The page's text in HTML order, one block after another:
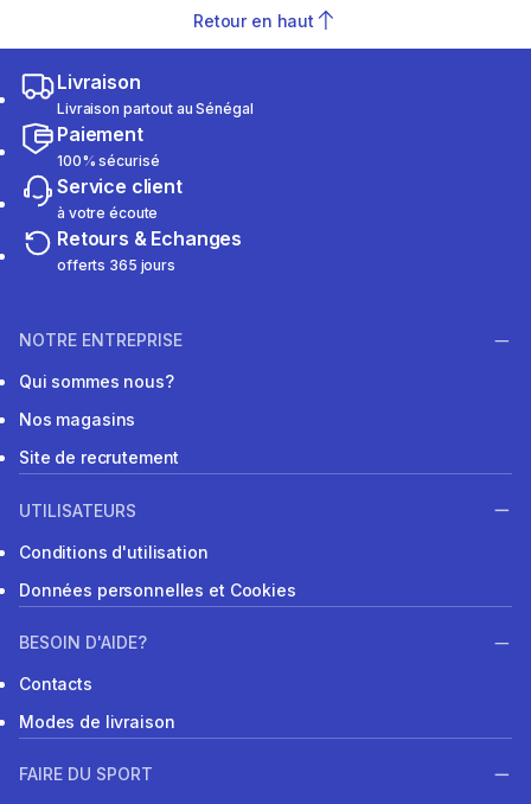
Retour en haut
Livraison
Livraison partout au Sénégal
Paiement
100% sécurisé
Service client
à votre écoute
Retours & Echanges
offerts 365 jours
NOTRE ENTREPRISE
Qui sommes nous?
Nos magasins
Site de recrutement
UTILISATEURS
Conditions d'utilisation
Données personnelles et Cookies
BESOIN D'AIDE?
Contacts
Modes de livraison
FAIRE DU SPORT